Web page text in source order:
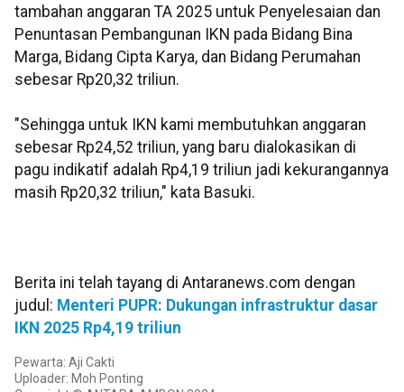
tambahan anggaran TA 2025 untuk Penyelesaian dan
Penuntasan Pembangunan IKN pada Bidang Bina
Marga, Bidang Cipta Karya, dan Bidang Perumahan
sebesar Rp20,32 triliun.
"Sehingga untuk IKN kami membutuhkan anggaran
sebesar Rp24,52 triliun, yang baru dialokasikan di
pagu indikatif adalah Rp4,19 triliun jadi kekurangannya
masih Rp20,32 triliun," kata Basuki.
Berita ini telah tayang di Antaranews.com dengan
judul: Menteri PUPR: Dukungan infrastruktur dasar
IKN 2025 Rp4,19 triliun
Pewarta: Aji Cakti
Uploader: Moh Ponting